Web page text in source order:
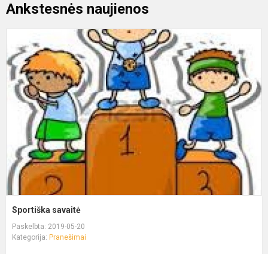
Ankstesnės naujienos
Sportiška savaitė
Paskelbta: 2019-05-20
Kategorija: Pranešimai